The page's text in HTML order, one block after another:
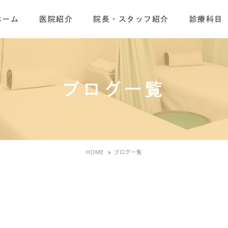
ーム 医院紹介 院長・スタッフ紹介 診療科目
ブログ一覧
HOME ブログ一覧